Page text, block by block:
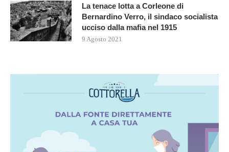
La tenace lotta a Corleone di
Bernardino Verro, il sindaco socialista
ucciso dalla mafia nel 1915
9 Agosto 2021